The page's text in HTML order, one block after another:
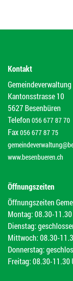
Kontakt
Kantonsstrasse 10
5627 Besenbüren
Telefon 056 677 87 70
Fax056 677 87 75
www.besenbueren.ch
Öffnungszeiten
Öffnungszeiten
Montag: 08.30-
Dienstag:
Mittwoch: 08.30-
Donnerstag:
Freitag: 08.30-11.30